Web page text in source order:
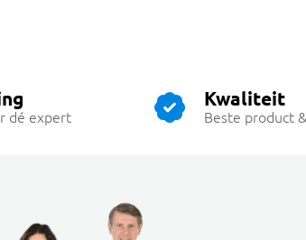
dé expert
Kwaliteit
Beste product